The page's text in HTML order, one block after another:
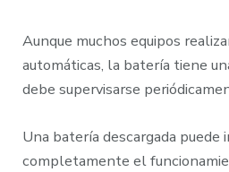
Aunque muchos equipos
automáticas, la batería tiene
debe supervisarse
Una batería descargada puede
completamente el